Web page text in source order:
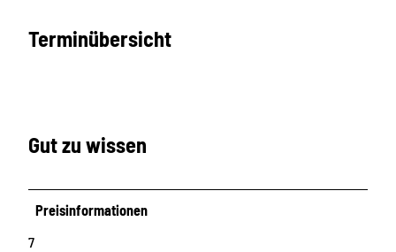
Terminübersicht
Gut zu wissen
Preisinformationen
7